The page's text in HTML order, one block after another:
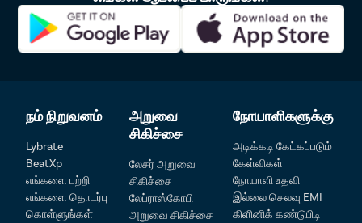
வாய்ப்புகளை கணிசமாக அதிகரிக்கின்றன.
நம் நிறுவனம்
Lybrate
BeatXp
எங்களை பற்றி
எங்களை தொடர்பு
கொள்ளுங்கள்
அறுவை
சிகிச்சை
லேசர் அறுவை
சிகிச்சை
லேப்ராஸ்கோபி
அறுவை சிகிச்சை
நோயாளிகளுக்கு
அடிக்கடி கேட்கப்படும்
கேள்விகள்
நோயாளி உதவி
இல்லை செலவு EMI
கிளினிக் கண்டுபிடி